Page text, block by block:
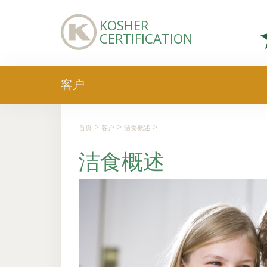
KOSHER
CERTIFICATION
客户
首页 > 客户 > 洁食概述 >
洁食概述